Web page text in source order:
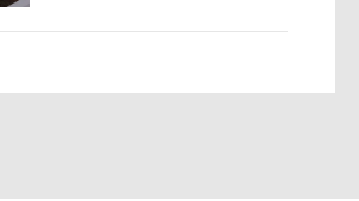
Amtsgericht